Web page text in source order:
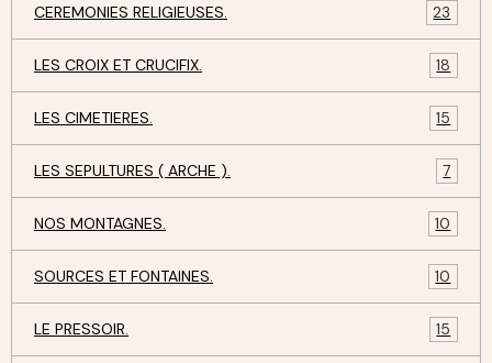
CEREMONIES RELIGIEUSES. 23
LES CROIX ET CRUCIFIX. 18
LES CIMETIERES. 15
LES SEPULTURES ( ARCHE ). 7
NOS MONTAGNES. 10
SOURCES ET FONTAINES. 10
LE PRESSOIR. 15